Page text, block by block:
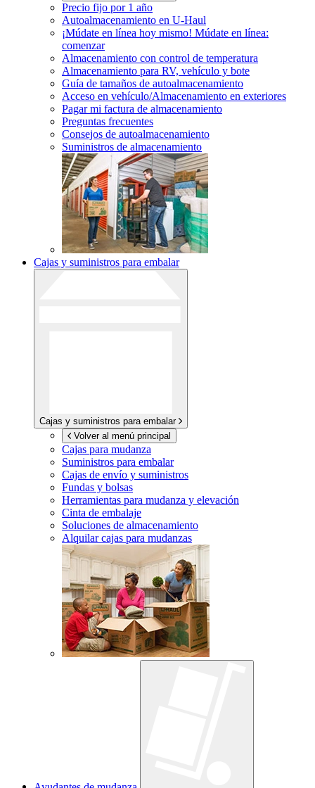
Precio fijo por 1 año
Autoalmacenamiento en U-Haul
¡Múdate en línea hoy mismo! Múdate en línea:
comenzar
Almacenamiento con control de temperatura
Almacenamiento para RV, vehículo y bote
Guía de tamaños de autoalmacenamiento
Acceso en vehículo/Almacenamiento en exteriores
Pagar mi factura de almacenamiento
Preguntas frecuentes
Consejos de autoalmacenamiento
Suministros de almacenamiento
Cajas y suministros para embalar
Cajas y suministros para embalar
Volver al menú principal
Cajas para mudanza
Suministros para embalar
Cajas de envío y suministros
Fundas y bolsas
Herramientas para mudanza y elevación
Cinta de embalaje
Soluciones de almacenamiento
Alquilar cajas para mudanzas